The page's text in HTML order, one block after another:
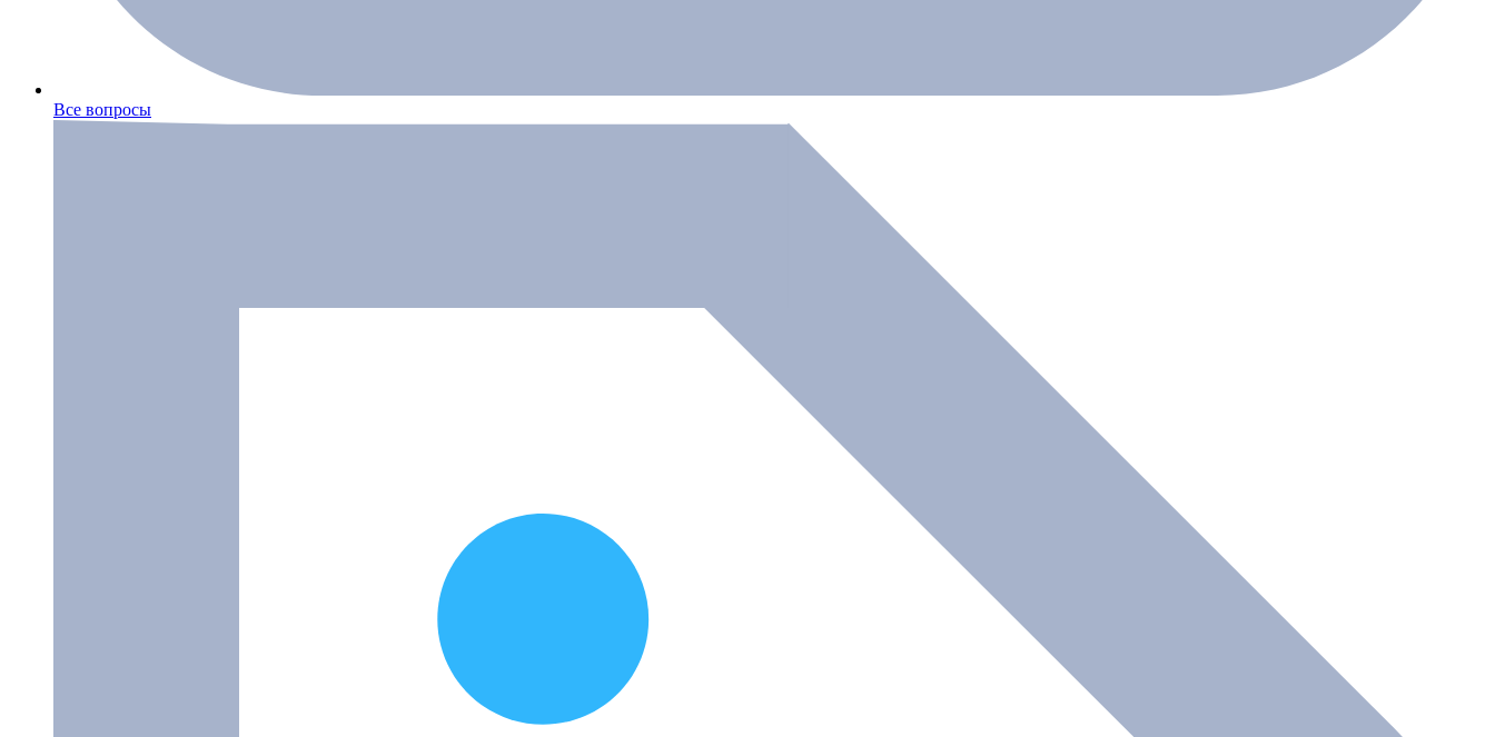
Все вопросы